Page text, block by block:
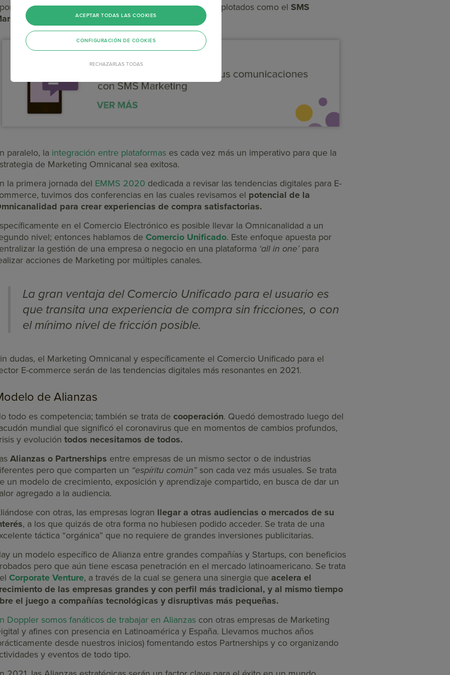
para canales alternativos y todavía poco explotados como el SMS
paralelo, la integración entre plataformas es cada vez más un imperativo para que la
de Marketing Omnicanal sea exitosa.
la primera jornada del EMMS 2020 dedicada a revisar las tendencias digitales para E-
tuvimos dos conferencias en las cuales revisamos el potencial de la
para crear experiencias de compra satisfactorias.
en el Comercio Electrónico es posible llevar la Omnicanalidad a un
nivel; entonces hablamos de Comercio Unificado. Este enfoque apuesta por
la gestión de una empresa o negocio en una plataforma ‘all in one’para
acciones de Marketing por múltiples canales.
La gran ventaja del Comercio Unificado para el usuario es
que transita una experiencia de compra sin fricciones, o con
el mínimo nivel de fricción posible.
dudas, el Marketing Omnicanal y específicamente el Comercio Unificado para el
E-commerce serán de las tendencias digitales más resonantes en 2021.
de Alianzas
todo es competencia; también se trata de cooperación. Quedó demostrado luego del
mundial que significó el coronavirus que en momentos de cambios profundos,
y evolución todos necesitamos de todos.
Alianzas o Partnerships entre empresas de un mismo sector o de industrias
pero que comparten un “espíritu común”son cada vez más usuales. Se trata
un modelo de crecimiento, exposición y aprendizaje compartido, en busca de dar un
agregado a la audiencia.
con otras, las empresas logran llegar a otras audiencias o mercados de su
, a los que quizás de otra forma no hubiesen podido acceder. Se trata de una
táctica “orgánica” que no requiere de grandes inversiones publicitarias.
un modelo específico de Alianza entre grandes compañías y Startups, con beneficios
pero que aún tiene escasa penetración en el mercado latinoamericano. Se trata
Corporate Venture, a través de la cual se genera una sinergia que acelera el
de las empresas grandes y con perfil más tradicional, y al mismo tiempo
el juego a compañías tecnológicas y disruptivas más pequeñas.
Doppler somos fanáticos de trabajar en Alianzas con otras empresas de Marketing
y afines con presencia en Latinoamérica y España. Llevamos muchos años
desde nuestros inicios) fomentando estos Partnerships y co organizando
y eventos de todo tipo.
RECHAZARLAS TODAS
ACEPTAR TODAS LAS COOKIES
CONFIGURACIÓN DE COOKIES